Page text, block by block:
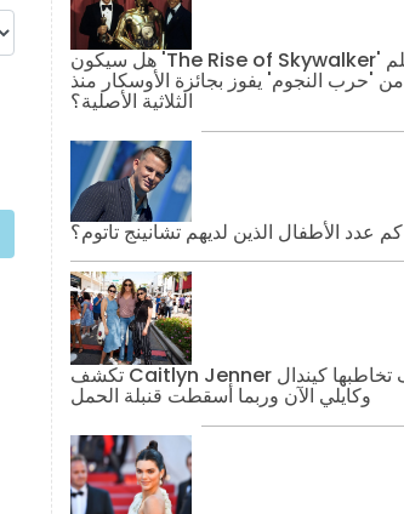
هل سيكون 'The Rise of Skywalker' أول فيلم
من 'حرب النجوم' يفوز بجائزة الأوسكار منذ
الثلاثية الأصلية؟
كم عدد الأطفال الذين لديهم تشانينج تاتوم؟
تكشف Caitlyn Jenner كيف تخاطبها كيندال
وكايلي الآن وربما أسقطت قنبلة الحمل